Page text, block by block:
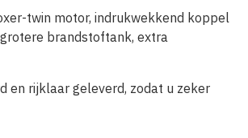
twin motor, indrukwekkend koppel
brandstoftank, extra
en rijklaar geleverd, zodat u zeker